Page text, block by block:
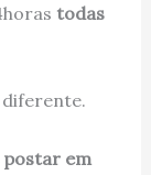
todas
postar em